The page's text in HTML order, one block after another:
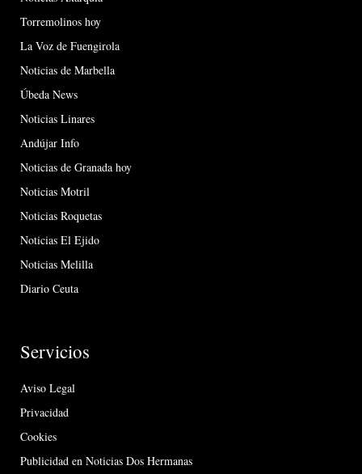
Torremolinos hoy
La Voz de Fuengirola
Noticias de Marbella
Úbeda News
Noticias Linares
Andújar Info
Noticias de Granada hoy
Noticias Motril
Noticias Roquetas
Noticias El Ejido
Noticias Melilla
Diario Ceuta
Servicios
Aviso Legal
Privacidad
Cookies
Publicidad en Noticias Dos Hermanas